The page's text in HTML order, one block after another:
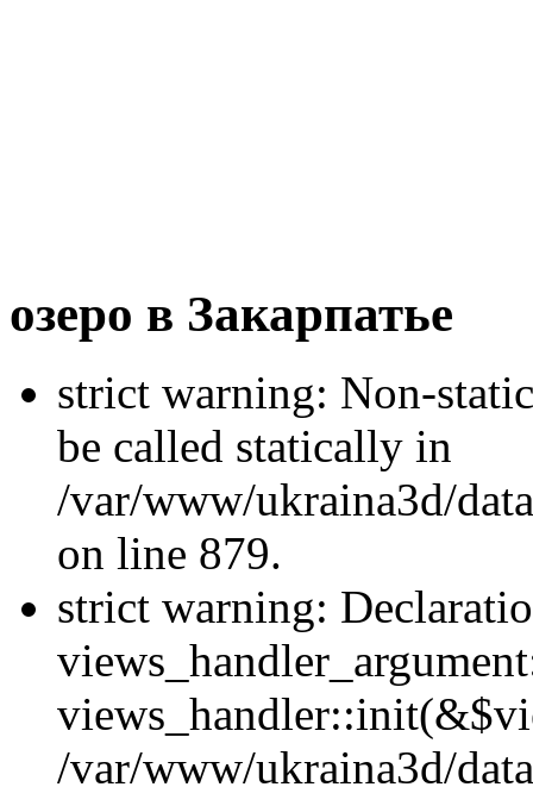
озеро в Закарпатье
strict warning: Non-
be called statically in
/var/www/ukraina3d/
on line 879.
strict warning:
/var/www/ukraina3d/